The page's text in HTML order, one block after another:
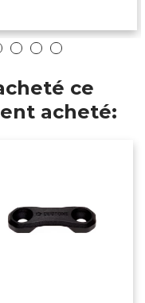
ce
acheté: